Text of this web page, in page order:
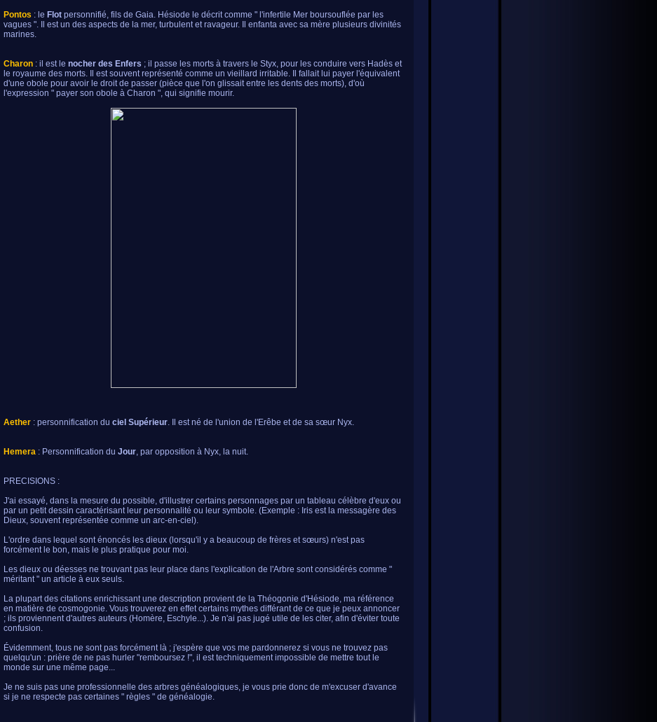
Pontos : le Flot personnifié, fils de Gaia. Hésiode le décrit comme " l'infertile Mer boursouflée par les
vagues ". Il est un des aspects de la mer, turbulent et ravageur. Il enfanta avec sa mère plusieurs divinités
marines.
Charon : il est le nocher des Enfers ; il passe les morts à travers le Styx, pour les conduire vers Hadès et
le royaume des morts. Il est souvent représenté comme un vieillard irritable. Il fallait lui payer l'équivalent
d'une obole pour avoir le droit de passer (pièce que l'on glissait entre les dents des morts), d'où
l'expression " payer son obole à Charon ", qui signifie mourir.
Aether : personnification du ciel Supérieur. Il est né de l'union de l'Erêbe et de sa sœur Nyx.
Hemera : Personnification du Jour, par opposition à Nyx, la nuit.
PRECISIONS :
J'ai essayé, dans la mesure du possible, d'illustrer certains personnages par un tableau célèbre d'eux ou
par un petit dessin caractérisant leur personnalité ou leur symbole. (Exemple : Iris est la messagère des
Dieux, souvent représentée comme un arc-en-ciel).
L'ordre dans lequel sont énoncés les dieux (lorsqu'il y a beaucoup de frères et sœurs) n'est pas
forcément le bon, mais le plus pratique pour moi.
Les dieux ou déesses ne trouvant pas leur place dans l'explication de l'Arbre sont considérés comme "
méritant " un article à eux seuls.
La plupart des citations enrichissant une description provient de la Théogonie d'Hésiode, ma référence
en matière de cosmogonie. Vous trouverez en effet certains mythes différant de ce que je peux annoncer
; ils proviennent d'autres auteurs (Homère, Eschyle...). Je n'ai pas jugé utile de les citer, afin d'éviter toute
confusion.
Évidemment, tous ne sont pas forcément là ; j'espère que vos me pardonnerez si vous ne trouvez pas
quelqu'un : prière de ne pas hurler "remboursez !", il est techniquement impossible de mettre tout le
monde sur une même page...
Je ne suis pas une professionnelle des arbres généalogiques, je vous prie donc de m'excuser d'avance
si je ne respecte pas certaines " règles " de généalogie.